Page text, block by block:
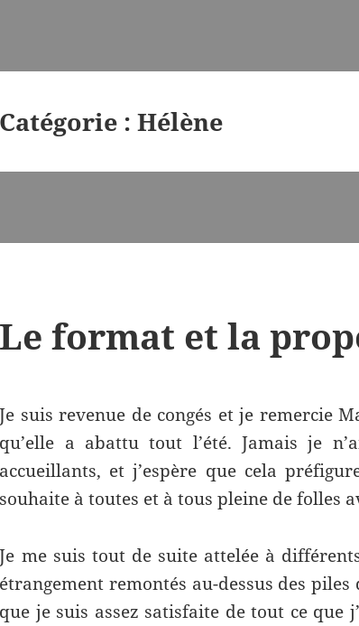
Catégorie :Hélène
Le format et la
Je suis revenue de congés et je remercie
qu’elle a abattu tout l’été. Jamais je
accueillants, et j’espère que cela
souhaite à toutes et à tous pleine de folles
Je me suis tout de suite attelée à
étrangement remontés au-dessus des
que je suis assez satisfaite de tout ce que